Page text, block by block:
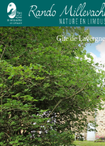
Gîte de Lavergne